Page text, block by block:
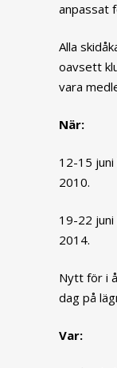
anpassat
Alla
oavsett
vara
När:
12-15
2010.
19-22
2014.
Nytt för i
dag på
Var: